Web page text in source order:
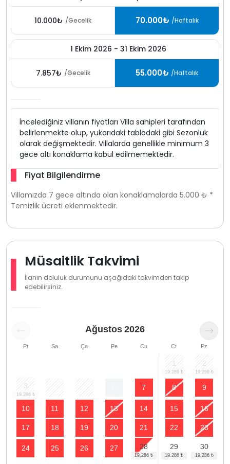
10.000₺ /Gecelik 70.000₺ /Haftalık
1 Ekim 2026 - 31 Ekim 2026
7.857₺ /Gecelik 55.000₺ /Haftalık
İncelediğiniz villanın fiyatları Villa sahipleri tarafından
belirlenmekte olup, yukarıdaki tablodaki gibi Sezonluk
olarak değişmektedir. Villalarda genellikle minimum 3
gece altı konaklama kabul edilmemektedir.
Fiyat Bilgilendirme
Villamızda 7 gece altında olan konaklamalarda 5.000 ₺ *
Temizlik ücreti eklenmektedir.
Müsaitlik Takvimi
İlanın doluluk durumunu aşağıdaki takvimden takip
edebilirsiniz.
Ağustos 2026
Pt Sa Ça Pe Cu Ct Pz
1 2
3 7 8 9
10 11 12 13 14 15 16
17 18 19 20 21 22 23
24 25 26 27 28 29 30